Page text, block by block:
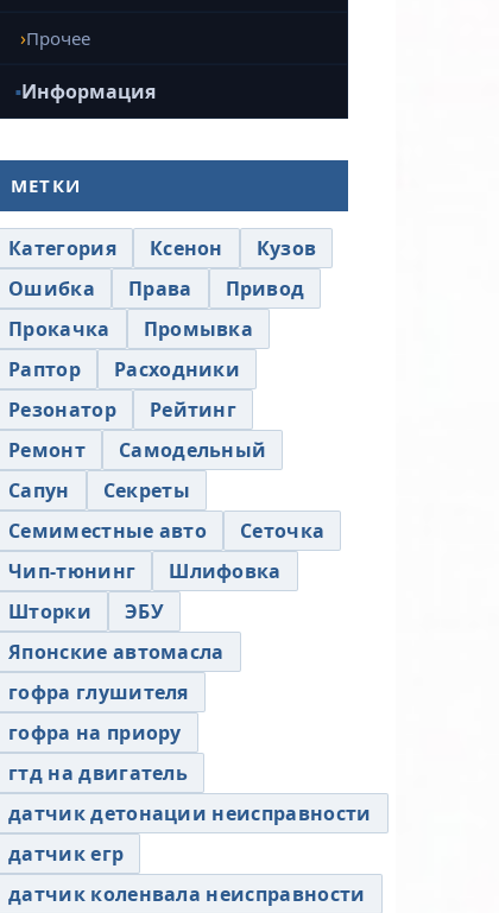
Прочее
Информация
МЕТКИ
Категория Ксенон
Кузов
Ошибка
Права
Привод
Прокачка
Промывка
Раптор
Расходники
Резонатор
Рейтинг
Ремонт
Самодельный
Сапун
Секреты
Семиместные авто
Сеточка
Чип-тюнинг
Шлифовка
Шторки
ЭБУ
Японские автомасла
гофра глушителя
гофра на приору
гтд на двигатель
датчик детонации неисправности
датчик егр
датчик коленвала неисправности